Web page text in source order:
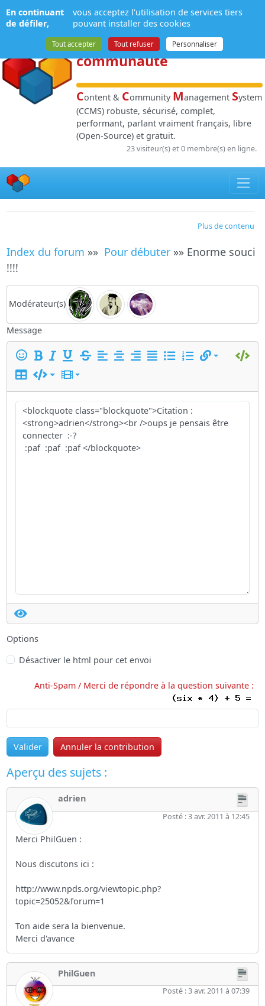
NPDS:Gestion de
contenuet de
communauté
Content & Community Management System
(CCMS) robuste, sécurisé, complet,
performant, parlant vraiment français, libre
(Open-Source) et gratuit.
23 visiteur(s) et 0 membre(s) en ligne.
Plus de contenu
Index du forum »» Pour débuter»» Enorme souci
!!!!
Modérateur(s)
Message
Options
Désactiver le html pour cet envoi
Anti-Spam / Merci de répondre à la question suivante :
Valider Annuler la contribution
Aperçu des sujets :
adrien
Posté : 3 avr. 2011 à 12:45
Merci PhilGuen :
Nous discutons ici :
http://www.npds.org/viewtopic.php?
topic=25052&forum=1
Ton aide sera la bienvenue.
Merci d'avance
PhilGuen
Posté : 3 avr. 2011 à 07:39
Panneau de gestion des cookies
En continuant
de défiler,
vous acceptez l'utilisation de services tiers
pouvant installer des cookies
Tout accepter Tout refuser Personnaliser